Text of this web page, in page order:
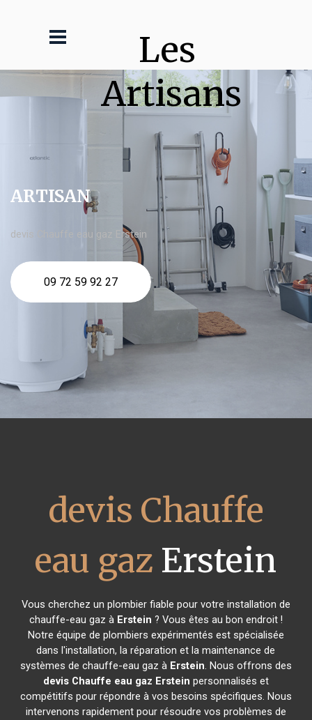
Les
Artisans
ARTISAN
devis Chauffe eau gaz Erstein
09 72 59 92 27
devis Chauffe
eau gaz Erstein
Vous cherchez un plombier fiable pour votre installation de
chauffe-eau gaz à Erstein ? Vous êtes au bon endroit !
Notre équipe de plombiers expérimentés est spécialisée
dans l'installation, la réparation et la maintenance de
systèmes de chauffe-eau gaz à Erstein. Nous offrons des
devis Chauffe eau gaz Erstein personnalisés et
compétitifs pour répondre à vos besoins spécifiques. Nous
intervenons rapidement pour résoudre vos problèmes de